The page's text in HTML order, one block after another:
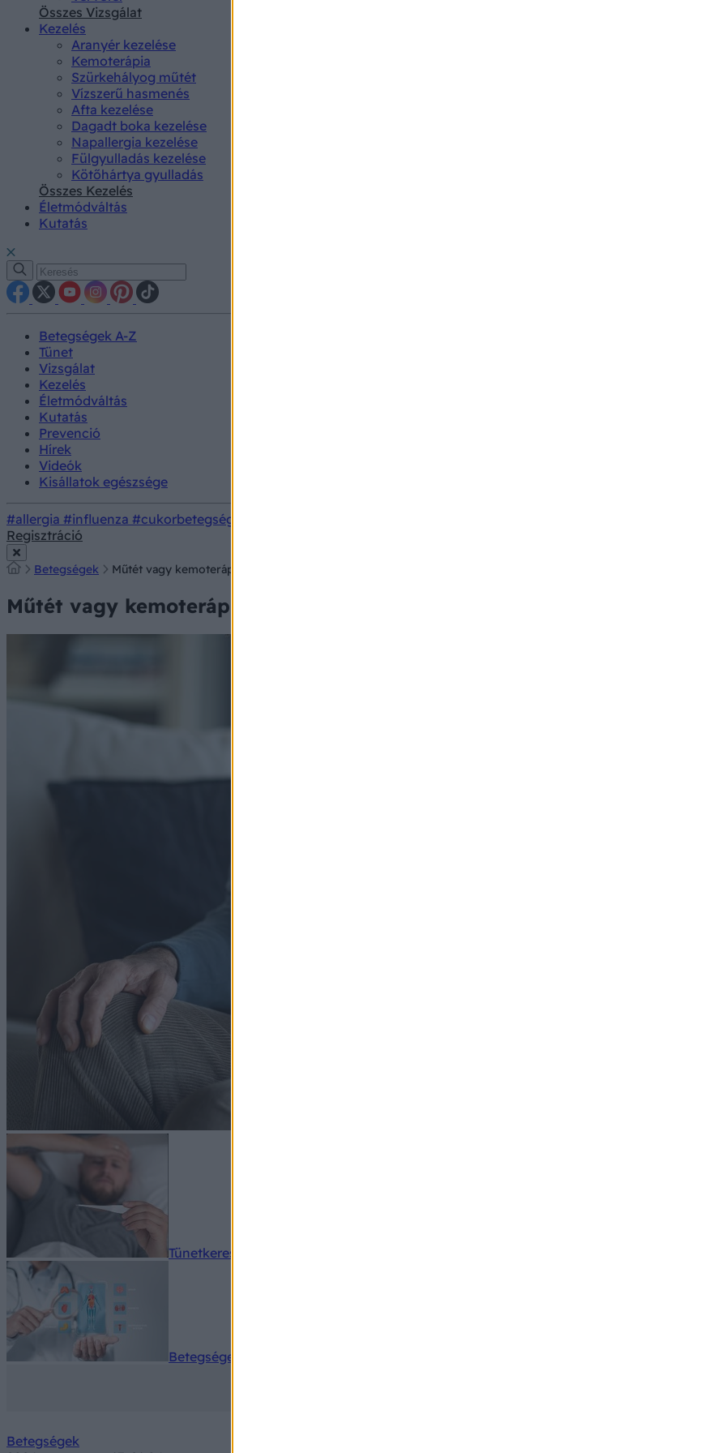
Összes Vizsgálat
Kezelés
Aranyér kezelése
Kemoterápia
Szürkehályog műtét
Vízszerű hasmenés
Afta kezelése
Dagadt boka kezelése
Napallergia kezelése
Fülgyulladás kezelése
Kötőhártya gyulladás
Összes Kezelés
Életmódváltás
Kutatás
Betegségek A-Z
Tünet
Vizsgálat
Kezelés
Életmódváltás
Kutatás
Prevenció
Hírek
Videók
Kisállatok egészsége
#allergia #influenza #cukorbetegség
Regisztráció
Betegségek Műtét vagy kemoterápia - tudja meg, melyikre van szükség gyomorrák esetén
Műtét vagy kemoterápia - tudja meg, melyikre van szükség gyomorrák
Tünetkereső
Betegségek A-Z
Betegségek